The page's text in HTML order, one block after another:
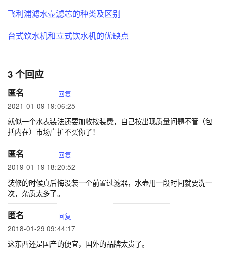
飞利浦滤水壶滤芯的种类及区别
台式饮水机和立式饮水机的优缺点
3 个回应
匿名 回复
2021-01-09 19:06:25
就似一个水表装法还要加收按装费，自己按出现质量问题不管（包
括内在）市场广扩不买你了！
匿名 回复
2019-01-19 18:20:52
装修的时候真后悔没装一个前置过滤器，水壶用一段时间就要洗一
次，杂质太多了。
匿名 回复
2018-01-29 09:44:17
这东西还是国产的便宜，国外的品牌太贵了。